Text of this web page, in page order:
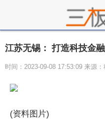
江苏无锡： 打造科技金
时间：2023-09-08 17:53:09 来源
(资料图片)